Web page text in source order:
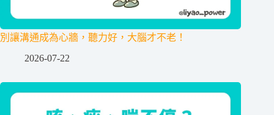
別讓溝通成為心牆，聽力好，大腦才不老！
2026-07-22